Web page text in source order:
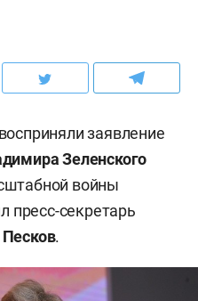
заявление
Зеленского
войны
пресс-секретарь
.